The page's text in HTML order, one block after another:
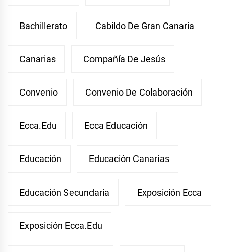
Bachillerato Cabildo De Gran Canaria
Canarias Compañía De Jesús
Convenio Convenio De Colaboración
Ecca.edu Ecca Educación
Educación Educación Canarias
Educación Secundaria Exposición Ecca
Exposición Ecca.edu